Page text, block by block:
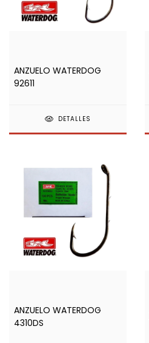
ANZUELO WATERDOG
92611
DETALLES
ANZUELO WATERDOG
4310DS